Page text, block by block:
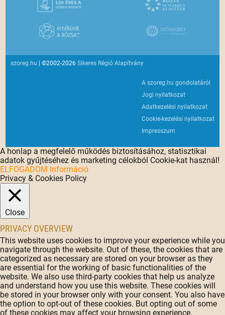
szoreg.hu | ©2002-2026Sikeres Régió Alapítvány
A szoreg.hu gondolatáról
Jogi nyilatkozat
Adatkezelési nyilatkozat
Cookie-kezelési nyilatkozat
Impresszum
A honlap a megfelelő működés biztosításához, statisztikai
adatok gyűjtéséhez és marketing célokból Cookie-kat használ!
ELFOGADOM Információ
Privacy & Cookies Policy
Close
PRIVACY OVERVIEW
This website uses cookies to improve your experience while you
navigate through the website. Out of these, the cookies that are
categorized as necessary are stored on your browser as they
are essential for the working of basic functionalities of the
website. We also use third-party cookies that help us analyze
and understand how you use this website. These cookies will
be stored in your browser only with your consent. You also have
the option to opt-out of these cookies. But opting out of some
of these cookies may affect your browsing experience.